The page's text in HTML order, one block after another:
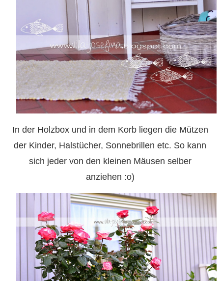
In der Holzbox und in dem Korb liegen die Mützen
der Kinder, Halstücher, Sonnebrillen etc. So kann
sich jeder von den kleinen Mäusen selber
anziehen :o)